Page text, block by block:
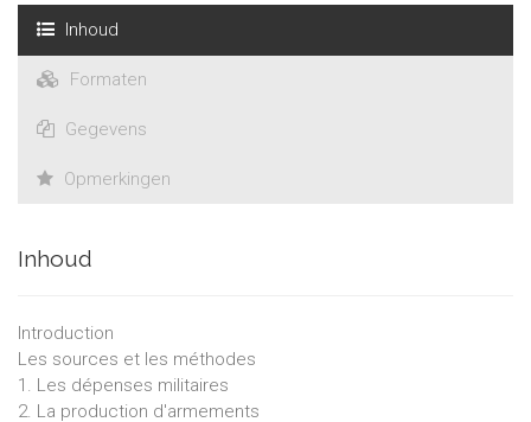
cotées démontre cependant toujours une nette
surperformance par rapport aux indices généraux, confortée
par les déclarations récentes de dirigeants d’entreprises du
secteur qui ont tenu à rassurer leurs actionnaires sur les «
Inhoud
Formaten
Gegevens
Opmerkingen
Inhoud
Introduction
Les sources et les méthodes
1. Les dépenses militaires
2. La production d'armements